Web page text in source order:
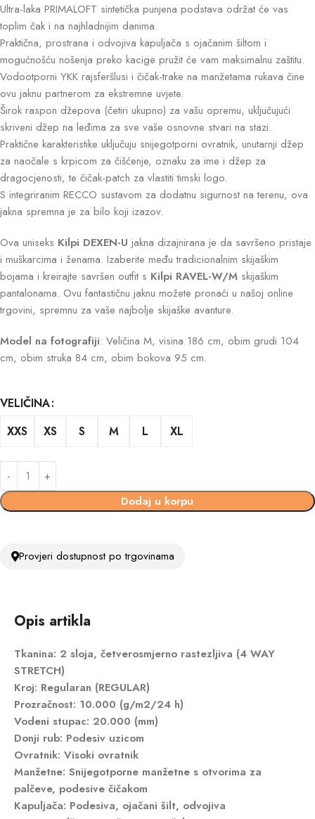
Ultra-laka PRIMALOFT sintetička punjena podstava održat će vas
toplim čak i na najhladnijim danima.
Praktična, prostrana i odvojiva kapuljača s ojačanim šiltom i
mogućnošću nošenja preko kacige pružit će vam maksimalnu zaštitu.
Vodootporni YKK rajsferšlusi i čičak-trake na manžetama rukava čine
ovu jaknu partnerom za ekstremne uvjete.
Širok raspon džepova (četiri ukupno) za vašu opremu, uključujući
skriveni džep na leđima za sve vaše osnovne stvari na stazi.
Praktične karakteristike uključuju snijegotporni ovratnik, unutarnji džep
za naočale s krpicom za čišćenje, oznaku za ime i džep za
dragocjenosti, te čičak-patch za vlastiti timski logo.
S integriranim RECCO sustavom za dodatnu sigurnost na terenu, ova
jakna spremna je za bilo koji izazov.
Ova uniseks Kilpi DEXEN-U jakna dizajnirana je da savršeno pristaje
i muškarcima i ženama. Izaberite među tradicionalnim skijaškim
bojama i kreirajte savršen outfit s Kilpi RAVEL-W/M skijaškim
pantalonama. Ovu fantastičnu jaknu možete pronaći u našoj online
trgovini, spremnu za vaše najbolje skijaške avanture.
Model na fotografiji: Veličina M, visina 186 cm, obim grudi 104
cm, obim struka 84 cm, obim bokova 95 cm.
VELIČINA
XXS
XS S M L XL
Dodaj u korpu
Provjeri dostupnost po trgovinama
Opis artikla
Tkanina: 2 sloja, četverosmjerno rastezljiva (4 WAY
STRETCH)
Kroj: Regularan (REGULAR)
Prozračnost: 10.000 (g/m2/24 h)
Vodeni stupac: 20.000 (mm)
Donji rub: Podesiv uzicom
Ovratnik: Visoki ovratnik
Manžetne: Snijegotporne manžetne s otvorima za
palčeve, podesive čičakom
Kapuljača: Podesiva, ojačani šilt, odvojiva